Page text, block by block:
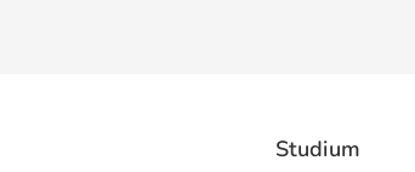
Studium